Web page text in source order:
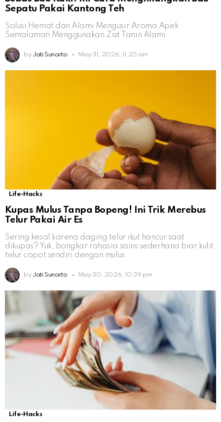
Sepatu Pakai Kantong Teh
Solusi Hemat dan Alami Mengusir Aroma Apek
Semalaman Menggunakan Zat Tanin Alami
by Jati Sunarto May 31, 2026, 11:25 am
Life-Hacks
Kupas Mulus Tanpa Bopeng! Ini Trik Merebus
Telur Pakai Air Es
Sering kesal karena daging telur ikut hancur saat
dikupas? Yuk, bongkar rahasia sains sederhana biar kulit
telur copot sendiri dengan mulus.
by Jati Sunarto May 30, 2026, 10:39 pm
Life-Hacks